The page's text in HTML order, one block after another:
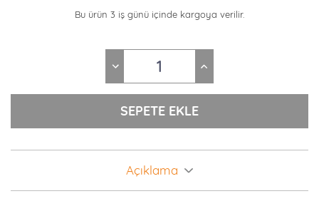
Bu ürün 3 iş günü içinde kargoya verilir.
Açıklama